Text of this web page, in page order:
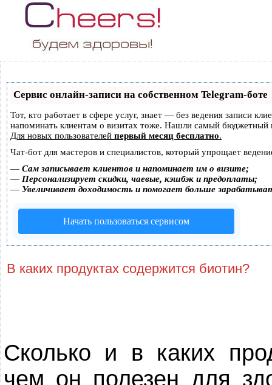
Сервис онлайн-записи на собственном Telegram-боте
Тот, кто работает в сфере услуг, знает — без ведения записи
напоминать клиентам о визитах тоже. Нашли самый
Для новых пользователей первый месяц бесплатно.
Чат-бот для мастеров и специалистов, который упрощает
— Сам записывает клиентов и напоминает им о визите;
— Персонализирует скидки, чаевые, кэшбэк и предоплаты;
— Увеличивает доходимость и помогает больше
Начать пользоваться сервисом
В каких продуктах содержится биотин?
Сколько и в каких
чем он полезен для